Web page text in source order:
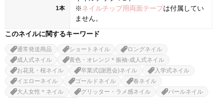
1本
※ネイルチップ用両面テープは付属してい
ません。
このネイルに関するキーワード
通常発送商品 ショートネイル
ロングネイル
成人式ネイル
黄色・オレンジ＊振袖-成人式ネイル
お花見・桜ネイル
卒業式(謝恩会)ネイル
入学式ネイル
イエローネイル
ゴールドネイル
春ネイル
大人女性＊ネイル
グリッター・ラメ感ネイル
パールネイル